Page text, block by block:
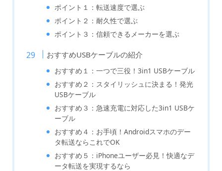
ポイント１：転送速度で選ぶ
ポイント２：耐久性で選ぶ
ポイント３：信頼できるメーカーを選ぶ
おすすめUSBケーブルの紹介
おすすめ１：一つで三役！3in1 USBケーブル
おすすめ２：スタイリッシュに決まる！発光
USBケーブル
おすすめ３：急速充電に対応した3in1 USBケ
ーブル
おすすめ４：お手頃！Androidスマホのデー
タ転送ならこれでOK
おすすめ５：iPhoneユーザー必見！快適なデ
ータ転送を実現するなら